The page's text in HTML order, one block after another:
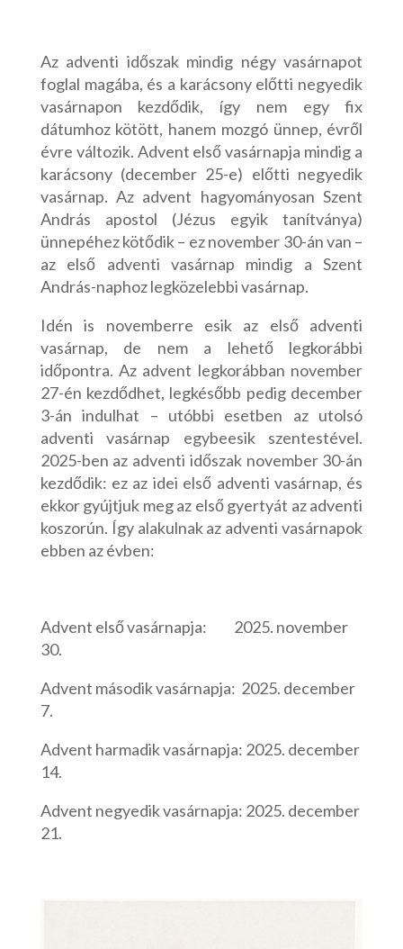
Az adventi időszak mindig négy vasárnapot
foglal magába, és a karácsony előtti negyedik
vasárnapon kezdődik, így nem egy fix
dátumhoz kötött, hanem mozgó ünnep, évről
évre változik. Advent első vasárnapja mindig a
karácsony (december 25-e) előtti negyedik
vasárnap. Az advent hagyományosan Szent
András apostol (Jézus egyik tanítványa)
ünnepéhez kötődik – ez november 30-án van –
az első adventi vasárnap mindig a Szent
András-naphoz legközelebbi vasárnap.
Idén is novemberre esik az első adventi
vasárnap, de nem a lehető legkorábbi
időpontra. Az advent legkorábban november
27-én kezdődhet, legkésőbb pedig december
3-án indulhat – utóbbi esetben az utolsó
adventi vasárnap egybeesik szentestével.
2025-ben az adventi időszak november 30-án
kezdődik: ez az idei első adventi vasárnap, és
ekkor gyújtjuk meg az első gyertyát az adventi
koszorún. Így alakulnak az adventi vasárnapok
ebben az évben:
Advent első vasárnapja: 2025. november
30.
Advent második vasárnapja: 2025. december
7.
Advent harmadik vasárnapja: 2025. december
14.
Advent negyedik vasárnapja: 2025. december
21.